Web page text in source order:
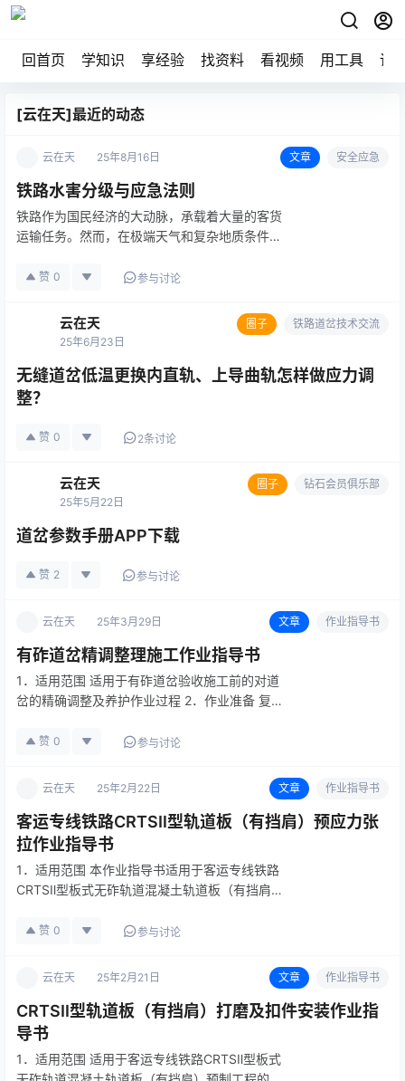
回首页 学知识 享经验 找资料 看视频 用工具 论
[云在天]最近的动态
云在天 25年8月16日 文章 安全应急
铁路水害分级与应急法则
铁路作为国民经济的大动脉，承载着大量的客货
运输任务。然而，在极端天气和复杂地质条件
素。水害不仅会造成线路中断、设施损毁，甚至
成严重威胁。今天我们从铁路水害的定…
赞 0 参与讨论
云在天 圈子
铁路道岔技术交流
25年6月23日
无缝道岔低温更换内直轨、上导曲轨怎样做应力调
整？
赞 0 2条讨论
云在天 圈子
钻石会员俱乐部
25年5月22日
道岔参数手册APP下载
赞 2 参与讨论
云在天 25年3月29日 文章 作业指导书
有砟道岔精调整理施工作业指导书
1．适用范围 适用于有砟道岔验收施工前的对道
岔的精确调整及养护作业过程 2．作业准备 复核
路基面、中线桩等进行现场复测 落实道岔精调
到位。制定施工安全保证措…
赞 0 参与讨论
云在天 25年2月22日 文章 作业指导书
客运专线铁路CRTSⅡ型轨道板（有挡肩）预应力张
拉作业指导书
1．适用范围 本作业指导书适用于客运专线铁路
CRTSⅡ型板式无砟轨道混凝土轨道板（有挡肩）
应力钢筋安装，预应力钢筋张拉及放张。 2．作
施工组织设计，阅读、审…
赞 0 参与讨论
云在天 25年2月21日 文章 作业指导书
CRTSⅡ型轨道板（有挡肩）打磨及扣件安装作业指
导书
1．适用范围 适用于客运专线铁路CRTSⅡ型板式